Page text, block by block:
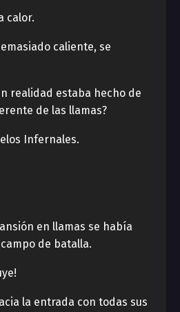
calor.
caliente, se
realidad estaba hecho de
de las llamas?
Infernales.
en llamas se había
de batalla.
la entrada con todas sus